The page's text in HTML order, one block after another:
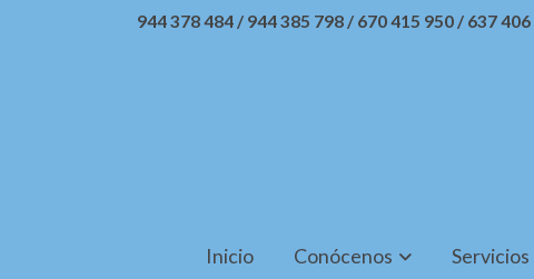
944 378 484 / 944 385 798 / 670 415 950 / 637
Inicio Conócenos Servicios